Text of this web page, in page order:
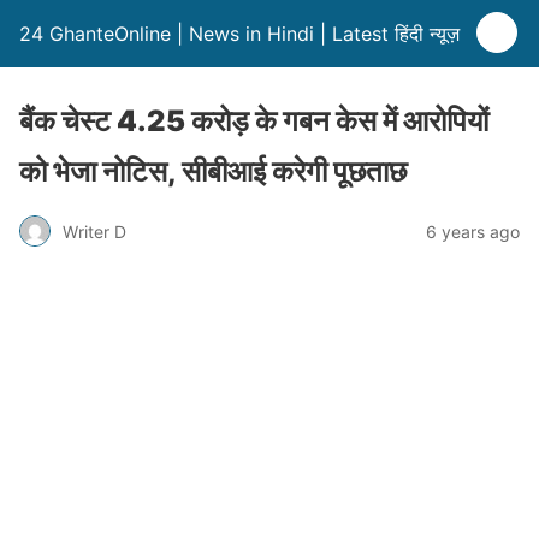
24 GhanteOnline | News in Hindi | Latest हिंदी न्यूज़
बैंक चेस्ट 4.25 करोड़ के गबन केस में आरोपियों
को भेजा नोटिस, सीबीआई करेगी पूछताछ
Writer D 6 years ago